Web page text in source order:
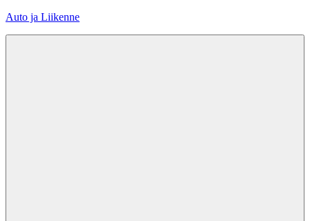
Skip
Auto ja Liikenne